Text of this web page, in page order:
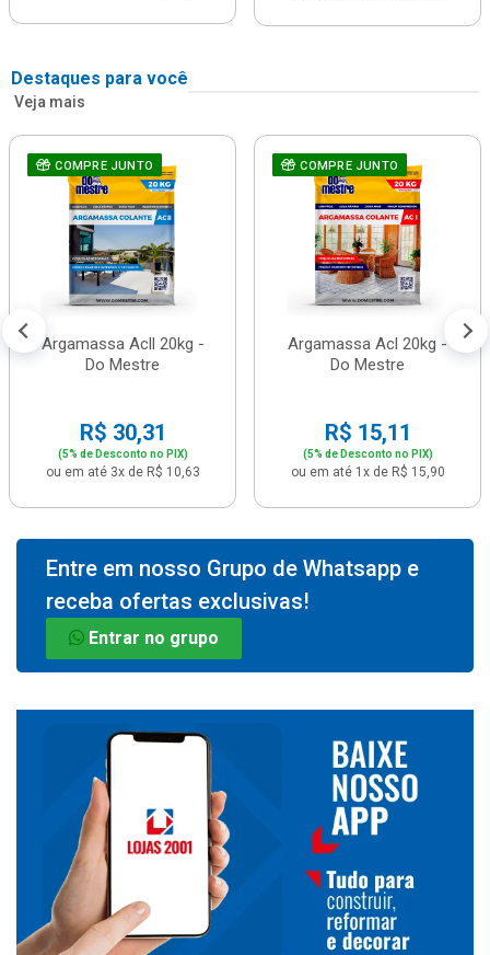
Destaques para você
Veja mais
COMPRE JUNTO
Argamassa Acll 20kg -
Do Mestre
R$ 30,31
(5% de Desconto no PIX)
ou em até 3x de R$ 10,63
COMPRE JUNTO
Argamassa Acl 20kg -
Do Mestre
R$ 15,11
(5% de Desconto no PIX)
ou em até 1x de R$ 15,90
Entre em nosso Grupo de Whatsapp e
receba ofertas exclusivas!
Entrar no grupo